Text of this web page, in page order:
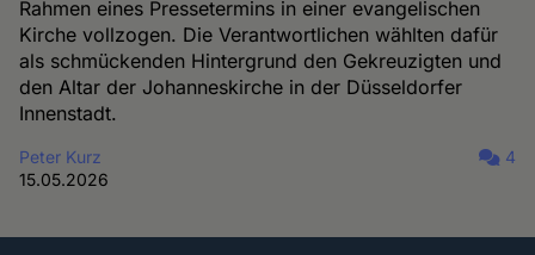
Rahmen eines Pressetermins in einer evangelischen
Kirche vollzogen. Die Verantwortlichen wählten dafür
als schmückenden Hintergrund den Gekreuzigten und
den Altar der Johanneskirche in der Düsseldorfer
Innenstadt.
Peter Kurz
15.05.2026
4